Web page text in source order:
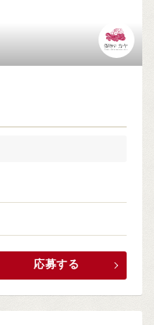
応募する